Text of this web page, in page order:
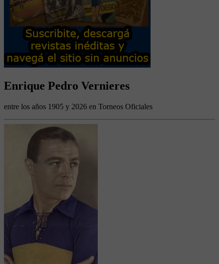
Enrique Pedro Vernieres
entre los años 1905 y 2026 en Torneos Oficiales